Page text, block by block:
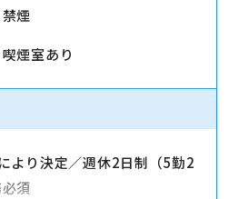
・地域によって研修日程が異
煙
煙室あり
より決定／週休2日制（5勤2
須